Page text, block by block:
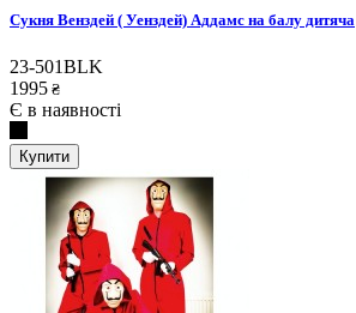
Сукня Венздей ( Уенздей) Аддамс на балу дитяча
23-501BLK
1995 ₴
Є в наявності
Купити